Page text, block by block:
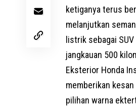
ketiganya terus
melanjutkan
listrik sebagai SUV
jangkauan 500
Eksterior Honda
memberikan
pilihan warna